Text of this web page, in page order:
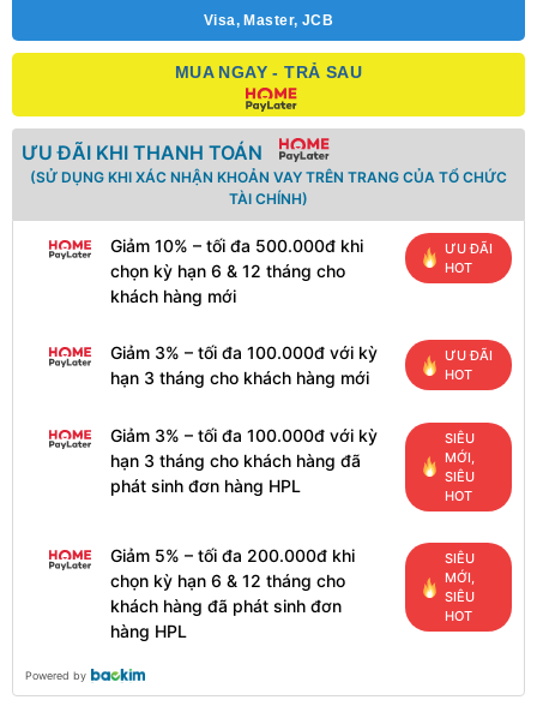
Visa, Master, JCB
MUA NGAY - TRẢ SAU
ƯU ĐÃI KHI THANH TOÁN
(SỬ DỤNG KHI XÁC NHẬN KHOẢN VAY TRÊN TRANG CỦA TỔ CHỨC
TÀI CHÍNH)
Giảm 10% – tối đa 500.000đ khi
chọn kỳ hạn 6 & 12 tháng cho
khách hàng mới
ƯU ĐÃI
HOT
Giảm 3% – tối đa 100.000đ với kỳ
hạn 3 tháng cho khách hàng mới
ƯU ĐÃI
HOT
Giảm 3% – tối đa 100.000đ với kỳ
hạn 3 tháng cho khách hàng đã
phát sinh đơn hàng HPL
SIÊU
MỚI,
SIÊU
HOT
Giảm 5% – tối đa 200.000đ khi
chọn kỳ hạn 6 & 12 tháng cho
khách hàng đã phát sinh đơn
hàng HPL
SIÊU
MỚI,
SIÊU
HOT
Powered by